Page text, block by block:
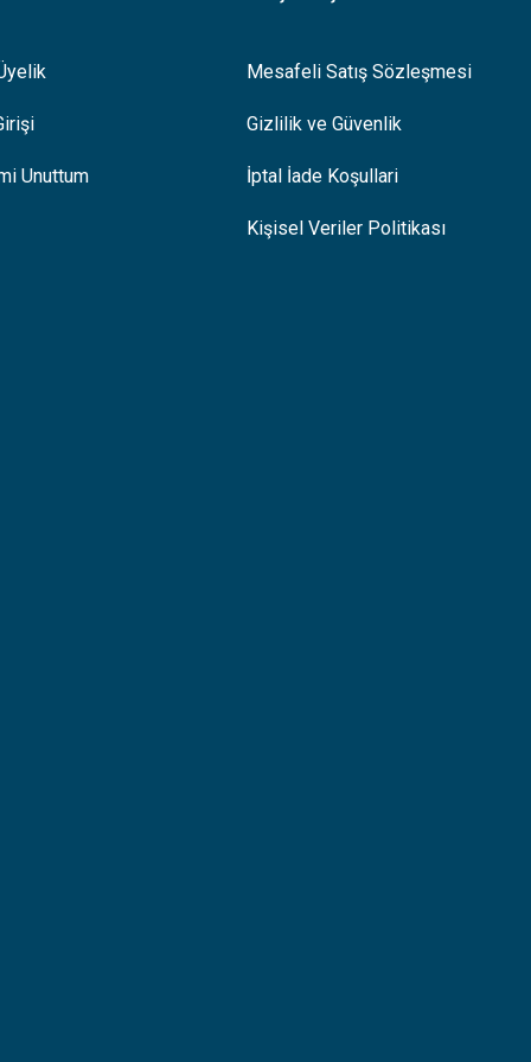
Unuttum
Mesafeli Satış Sözleşmesi
Gizlilik ve Güvenlik
İptal İade Koşullari
Kişisel Veriler Politikası